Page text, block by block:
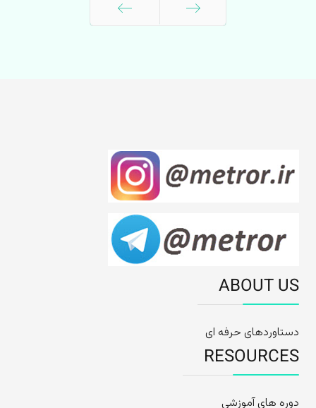
ABOUT US
دستاوردهای حرفه ای
RESOURCES
دوره های آموزشی